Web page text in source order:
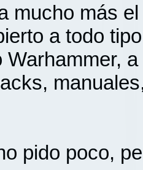
mucho más
a todo
Warhammer,
pido poco,